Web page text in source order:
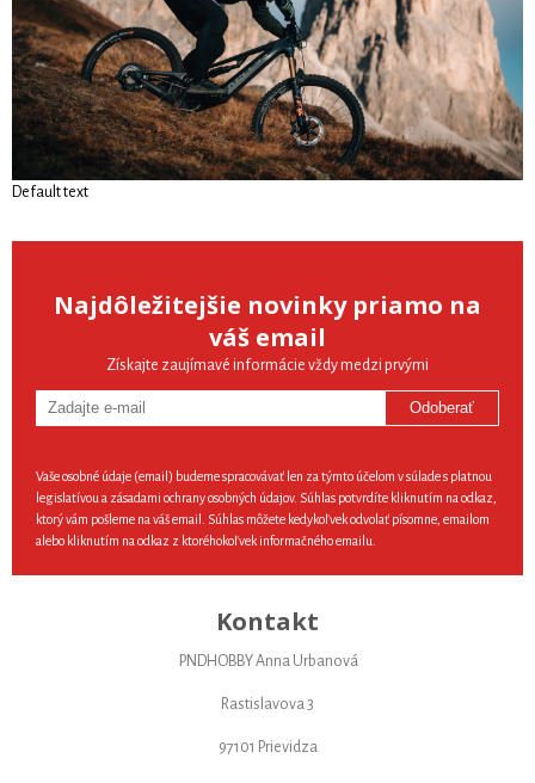
Default text
Najdôležitejšie novinky priamo na
váš email
Získajte zaujímavé informácie vždy medzi prvými
Odoberať
Vaše osobné údaje (email) budeme spracovávať len za týmto účelom v súlade s platnou
legislatívou a zásadami ochrany osobných údajov. Súhlas potvrdíte kliknutím na odkaz,
ktorý vám pošleme na váš email. Súhlas môžete kedykoľvek odvolať písomne, emailom
alebo kliknutím na odkaz z ktoréhokoľvek informačného emailu.
Kontakt
PNDHOBBY Anna Urbanová
Rastislavova 3
97101 Prievidza